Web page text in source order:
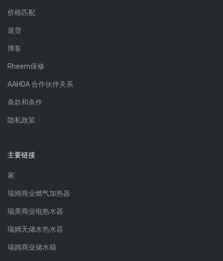
价格匹配
退货
博客
Rheem保修
AAHOA 合作伙伴关系
条款和条件
隐私政策
主要链接
家
瑞姆商业燃气加热器
瑞美商业电热水器
瑞姆无储水热水器
瑞姆商业储水箱